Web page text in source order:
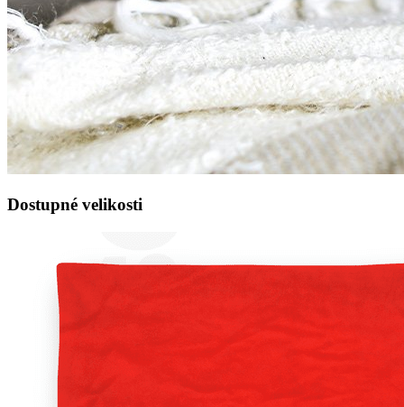
Dostupné velikosti